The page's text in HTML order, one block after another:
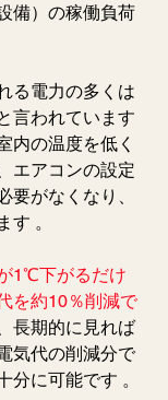
備）の稼働負荷
る電力の多くは
言われています
内の温度を低く
エアコンの設定
要がなくなり、
す 。
1℃下がるだけ
を約10％削減で
長期的に見れば
気代の削減分で
分に可能です 。